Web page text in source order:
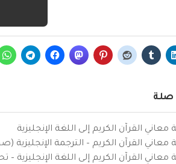
صلة
معاني القرآن الكريم إلى اللغة الإنجليزية
معاني القرآن الكريم – الترجمة الإنجليزية
معاني القرآن الكريم إلى اللغة